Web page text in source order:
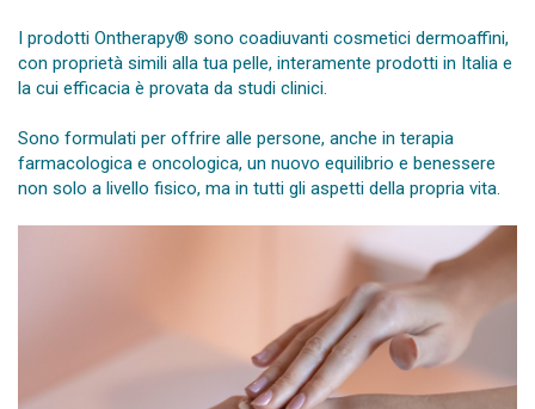
I prodotti Ontherapy® sono coadiuvanti cosmetici dermoaffini,
con proprietà simili alla tua pelle, interamente prodotti in Italia e
la cui efficacia è provata da studi clinici.
Sono formulati per offrire alle persone, anche in terapia
farmacologica e oncologica, un nuovo equilibrio e benessere
non solo a livello fisico, ma in tutti gli aspetti della propria vita.